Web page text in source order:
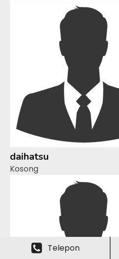
daihatsu
Kosong
Telepon